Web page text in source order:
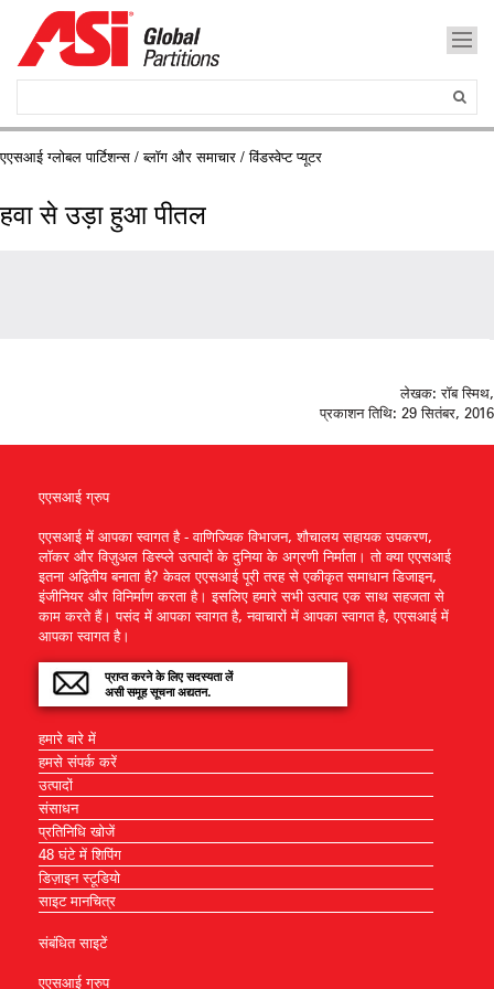
एएसआई ग्लोबल पार्टिशन्स /ब्लॉग और समाचार / विंडस्वेप्ट प्यूटर
हवा से उड़ा हुआ पीतल
लेखक: रॉब स्मिथ,
प्रकाशन तिथि: 29 सितंबर, 2016
एएसआई ग्रुप
एएसआई में आपका स्वागत है - वाणिज्यिक विभाजन, शौचालय सहायक उपकरण,
लॉकर और विज़ुअल डिस्प्ले उत्पादों के दुनिया के अग्रणी निर्माता। तो क्या एएसआई
इतना अद्वितीय बनाता है? केवल एएसआई पूरी तरह से एकीकृत समाधान डिजाइन,
इंजीनियर और विनिर्माण करता है। इसलिए हमारे सभी उत्पाद एक साथ सहजता से
काम करते हैं। पसंद में आपका स्वागत है, नवाचारों में आपका स्वागत है, एएसआई में
आपका स्वागत है।
प्राप्त करने के लिए सदस्यता लें
असी समूह सूचना अद्यतन.
हमारे बारे में
हमसे संपर्क करें
उत्पादों
संसाधन
प्रतिनिधि खोजें
48 घंटे में शिपिंग
डिज़ाइन स्टूडियो
साइट मानचित्र
संबंधित साइटें
एएसआई ग्रुप